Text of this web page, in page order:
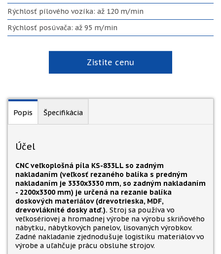
Rýchlosť pílového vozíka: až 120 m/min
Rýchlosť posúvača: až 95 m/min
Zistite cenu
Popis Špecifikácia
Účel
CNC veľkoplošná píla KS-833LL so zadným
nakladaním (veľkosť rezaného balíka s predným
nakladaním je 3330x3330 mm, so zadným nakladaním
- 2200x3300 mm) je určená na rezanie balíka
doskových materiálov (drevotrieska, MDF,
drevovláknité dosky atď.). Stroj sa používa vo
veľkosériovej a hromadnej výrobe na výrobu skriňového
nábytku, nábytkových panelov, lisovaných výrobkov.
Zadné nakladanie zjednodušuje logistiku materiálov vo
výrobe a uľahčuje prácu obsluhe strojov.